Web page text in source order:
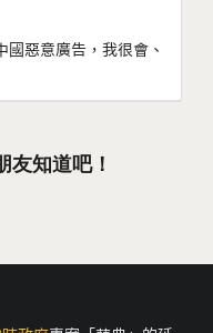
惡意廣告，我很會、
友知道吧！